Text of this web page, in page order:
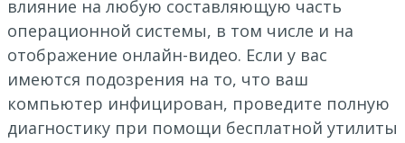
влияние на любую составляющую часть
операционной системы, в том числе и на
отображение онлайн-видео. Если у вас
имеются подозрения на то, что ваш
компьютер инфицирован, проведите полную
диагностику при помощи бесплатной утилиты